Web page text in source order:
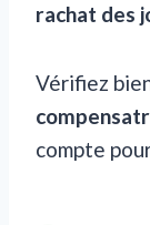
rachat des
Vérifiez
compte